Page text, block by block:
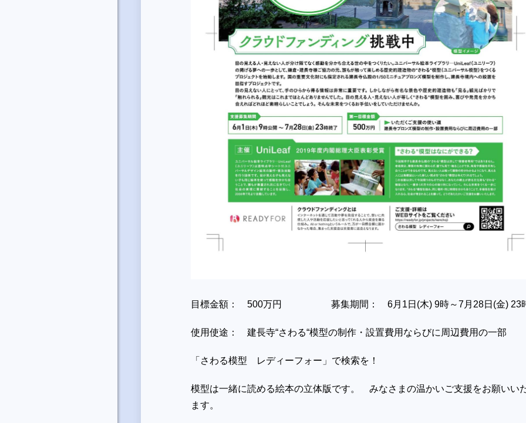
目標金額： 500万円 募集期間： 6月1日(木) 9時～7月28日(金) 23
使用使途： 建長寺“さわる“模型の制作・設置費用ならびに周辺費用の一部
「さわる模型 レディーフォー」で検索を！
模型は一緒に読める絵本の立体版です。 みなさまの温かいご支援をお願いい
ます。